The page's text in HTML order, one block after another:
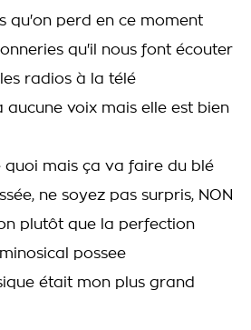
qu'on perd en ce moment
qu'il nous font écouter
les radios à la télé
aucune voix mais elle est bien
quoi mais ça va faire du blé
ne soyez pas surpris, NON
plutôt que la perfection
possee
était mon plus grand